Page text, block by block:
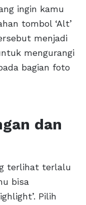
ingin kamu
tombol ‘Alt’
menjadi
mengurangi
bagian foto
dan
terlihat terlalu
bisa
Pilih